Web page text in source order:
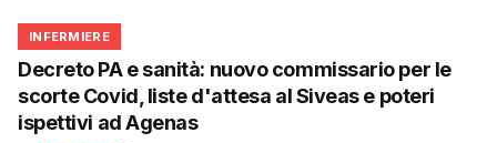
🩺
INFERMIERE
Decreto PA e sanità: nuovo commissario per le
scorte Covid, liste d'attesa al Siveas e poteri
ispettivi ad Agenas